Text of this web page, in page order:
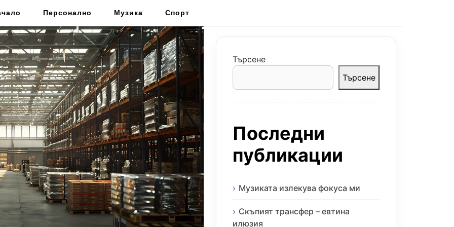
Персонално Музика Спорт
Търсене
Търсене
Последни
публикации
Музиката излекува фокуса ми
Скъпият трансфер – евтина
илюзия